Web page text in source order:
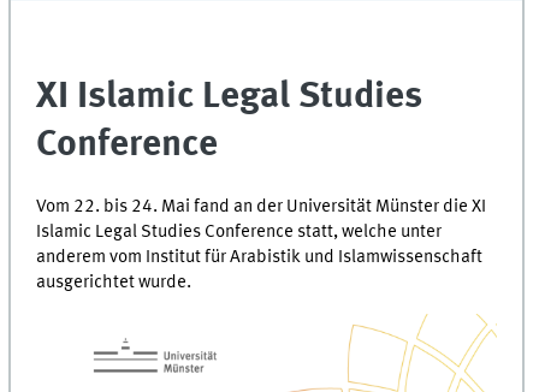
XI Islamic Legal Studies
Conference
Vom 22. bis 24. Mai fand an der Universität Münster die XI
Islamic Legal Studies Conference statt, welche unter
anderem vom Institut für Arabistik und Islamwissenschaft
ausgerichtet wurde.